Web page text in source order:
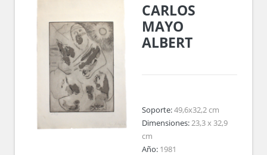
CARLOS
MAYO
ALBERT
Soporte:49,6x32,2 cm
Dimensiones:23,3 x 32,9
cm
Año: 1981